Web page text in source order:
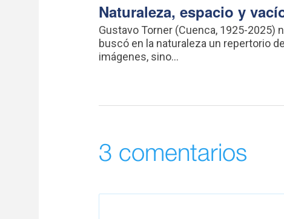
Naturaleza, espacio y
Gustavo Torner (Cuenca, 1925-2025)
buscó en la naturaleza un repertorio de
imágenes, sino...
3 comentarios